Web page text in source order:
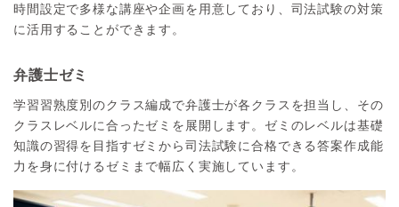
時間設定で多様な講座や企画を用意しており、司法試験の対策
に活用することができます。
弁護士ゼミ
学習習熟度別のクラス編成で弁護士が各クラスを担当し、その
クラスレベルに合ったゼミを展開します。ゼミのレベルは基礎
知識の習得を目指すゼミから司法試験に合格できる答案作成能
力を身に付けるゼミまで幅広く実施しています。